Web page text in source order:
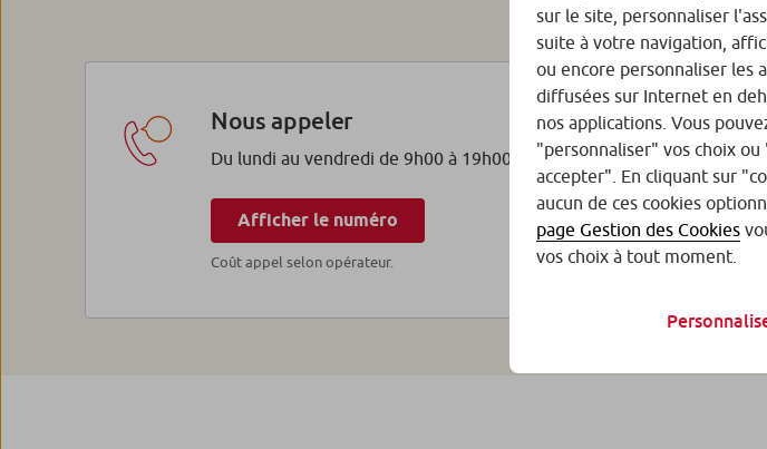
Nous appeler
Du lundi au vendredi de 9h00 à 19h00.
Afficher le numéro
Coût appel selon opérateur.
sur le site, personnaliser
suite à votre navigation,
ou encore personnaliser les
diffusées sur Internet en
nos applications. Vous
"personnaliser" vos choix ou
accepter". En cliquant sur
aucun de ces cookies
page Gestion des Cookies
vos choix à tout moment.